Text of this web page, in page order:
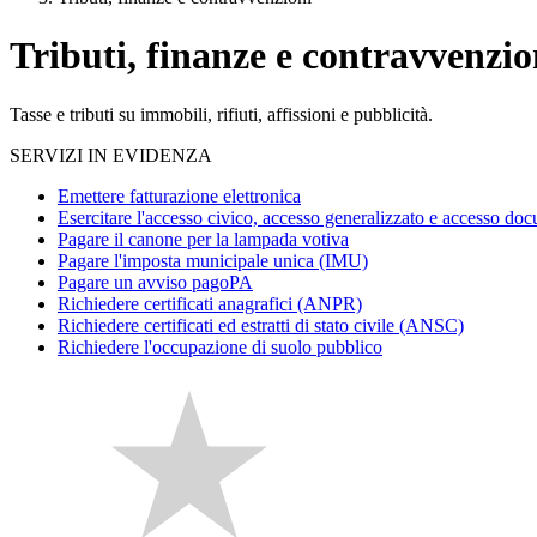
Tributi, finanze e
Tasse e tributi su immobili, rifiuti, affissioni e pubblicità.
SERVIZI IN EVIDENZA
Emettere fatturazione elettronica
Esercitare l'accesso civico, accesso generalizzato e accesso
Pagare il canone per la lampada votiva
Pagare l'imposta municipale unica (IMU)
Pagare un avviso pagoPA
Richiedere certificati anagrafici (ANPR)
Richiedere certificati ed estratti di stato civile (ANSC)
Richiedere l'occupazione di suolo pubblico